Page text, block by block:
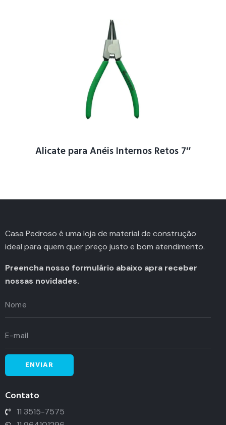
Alicate para Anéis Internos Retos 7″
Casa Pedroso é uma loja de material de construção
ideal para quem quer preço justo e bom atendimento.
Preencha nosso formulário abaixo apra receber
nossas novidades.
Contato
11 3515-7575